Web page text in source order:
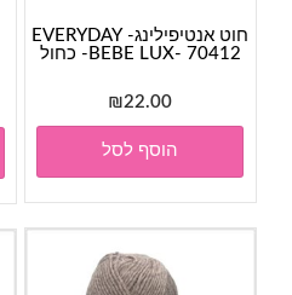
חוט אנטיפילינג- EVERYDAY
BEBE LUX- 70412- כחול
₪22.00
הוסף לסל